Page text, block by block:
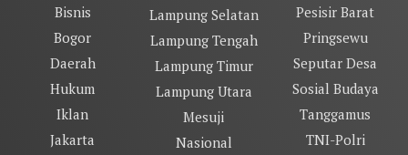
Bisnis
Bogor
Daerah
Hukum
Iklan
Jakarta
Lampung Selatan
Lampung Tengah
Lampung Timur
Lampung Utara
Mesuji
Nasional
Pesisir Barat
Pringsewu
Seputar Desa
Sosial Budaya
Tanggamus
TNI-Polri